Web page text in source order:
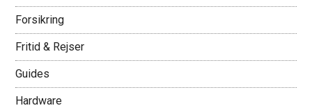
Forsikring
Fritid & Rejser
Guides
Hardware